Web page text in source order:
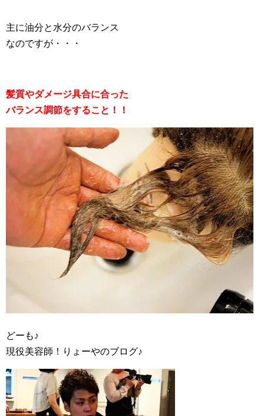
主に油分と水分のバランス
なのですが・・・
髪質やダメージ具合に合った
バランス調節をすること！！
どーも♪
現役美容師！りょーやのブログ♪